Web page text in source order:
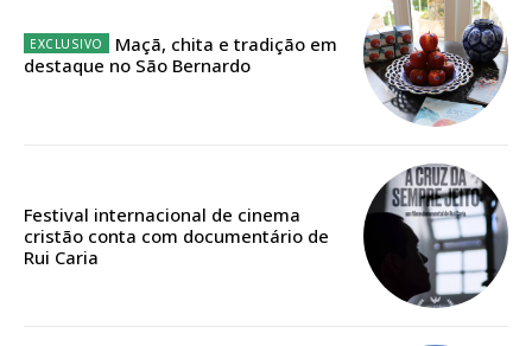
DIGITAL ANUAL
16€
Maçã, chita e tradição em
destaque no São Bernardo
Festival internacional de cinema
cristão conta com documentário de
Rui Caria